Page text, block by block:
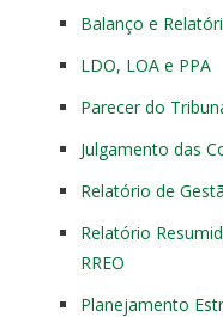
Balanço e
LDO, LOA e PPA
Parecer do
Julgamento das
Relatório de
Relatório
RREO
Planejamento